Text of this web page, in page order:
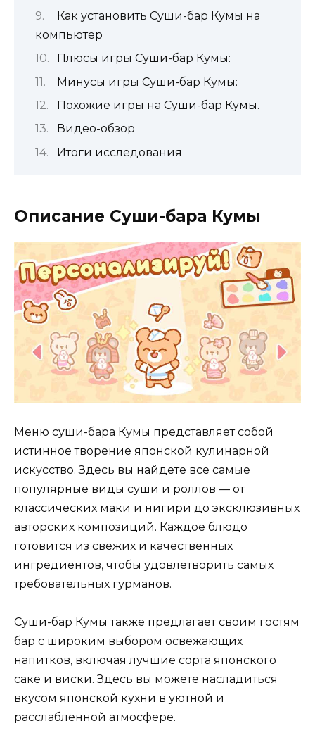
Как установить Суши-бар Кумы на
компьютер
Плюсы игры Суши-бар Кумы:
Минусы игры Суши-бар Кумы:
Похожие игры на Суши-бар Кумы.
Видео-обзор
Итоги исследования
Описание Суши-бара Кумы
Меню суши-бара Кумы представляет собой
истинное творение японской кулинарной
искусство. Здесь вы найдете все самые
популярные виды суши и роллов — от
классических маки и нигири до эксклюзивных
авторских композиций. Каждое блюдо
готовится из свежих и качественных
ингредиентов, чтобы удовлетворить самых
требовательных гурманов.
Суши-бар Кумы также предлагает своим гостям
бар с широким выбором освежающих
напитков, включая лучшие сорта японского
саке и виски. Здесь вы можете насладиться
вкусом японской кухни в уютной и
расслабленной атмосфере.